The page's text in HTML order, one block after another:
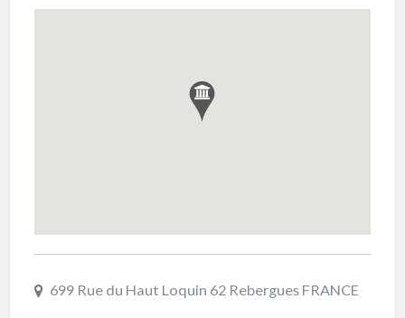
699 Rue du Haut Loquin 62 Rebergues FRANCE